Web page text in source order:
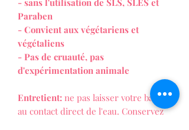
- sans l'utilisation de SLS, SLES et
Paraben
- Convient aux végétariens et
végétaliens
- Pas de cruauté, pas
d'expérimentation animale
Entretient: ne pas laisser votre barre
au contact direct de l'eau. Conservez